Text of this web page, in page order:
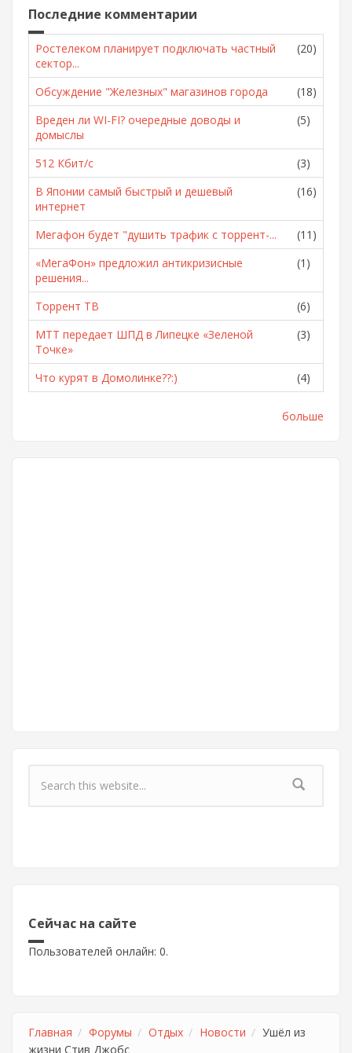
Последние комментарии
Ростелеком планирует подключать частный
сектор...
(20)
Обсуждение "Железных" магазинов города
(18)
Вреден ли WI-FI? очередные доводы и
домыслы
(5)
512 Кбит/с
(3)
В Японии самый быстрый и дешевый
интернет
(16)
Мегафон будет "душить трафик с торрент-...
(11)
«МегаФон» предложил антикризисные
решения...
(1)
Торрент ТВ
(6)
МТТ передает ШПД в Липецке «Зеленой
Точке»
(3)
Что курят в Домолинке??:) (4)
больше
Форма поиска
Сейчас на сайте
Пользователей онлайн: 0.
Главная Форумы Отдых Новости
Ушёл из
жизни Стив Джобс